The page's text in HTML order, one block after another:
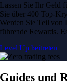
Lassen Sie Ihr Geld
Sie über 400 Top-
Werden Sie Teil von
führende Rewards.
Level Up beitreten
Guides und